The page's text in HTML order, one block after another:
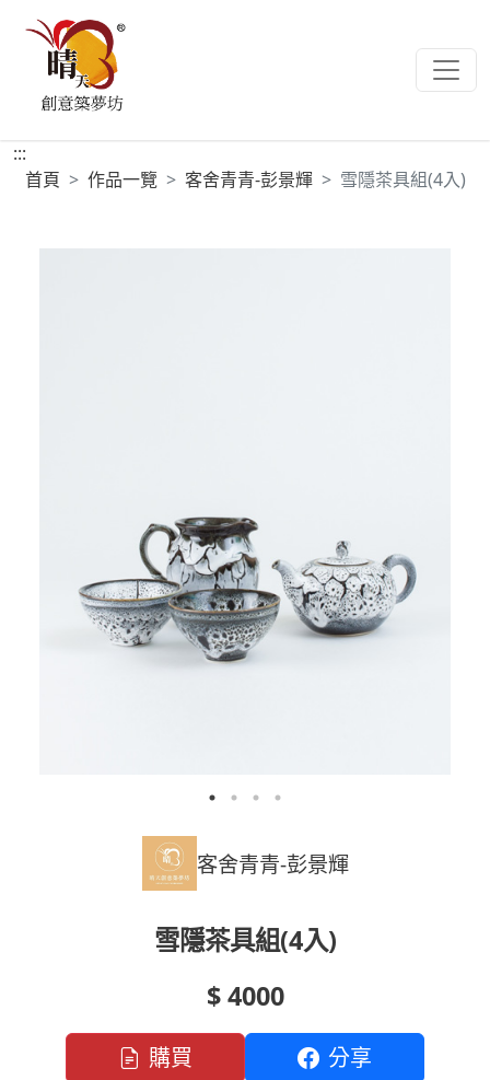
:::
首頁
作品一覽 客舍青青-彭景輝 雪隱茶具組(4入)
客舍青青-彭景輝
雪隱茶具組(4入)
$ 4000
購買 分享